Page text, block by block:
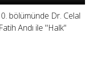
bölümünde Dr. Celal
Andı ile "Halk"